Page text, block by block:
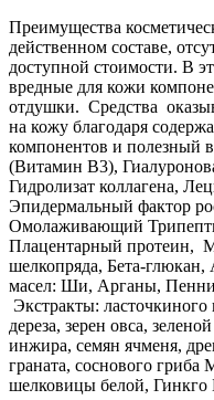
Преимущества
действенном составе,
доступной стоимости. В
вредные для кожи
отдушки. Средства
на кожу благодаря
компонентов и полезный
(Витамин В3),
Гидролизат коллагена,
Эпидермальный фактор
Омолаживающий
Плацентарный протеин,
шелкопряда, Бета-
масел: Ши, Арганы,
Экстракты: ласточкиного
дереза, зерен овса,
инжира, семян ячменя,
граната, соснового гриба
шелковицы белой, Гинкго